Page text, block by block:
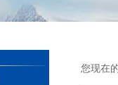
您现在